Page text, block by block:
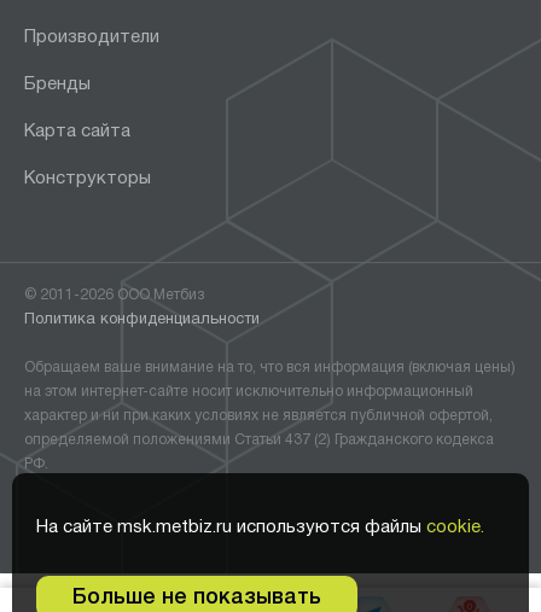
0
На сайте msk.metbiz.ru используются файлы cookie.
Больше не показывать
Производители
Бренды
Карта сайта
Конструкторы
© 2011-2026 ООО Метбиз
Политика конфиденциальности
Обращаем ваше внимание на то, что вся информация (включая цены)
на этом интернет-сайте носит исключительно информационный
характер и ни при каких условиях не является публичной офертой,
определяемой положениями Статьи 437 (2) Гражданского кодекса
РФ.